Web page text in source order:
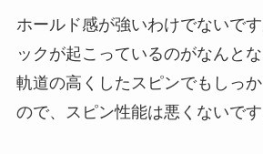
ホールド感が強いわけでないで
ックが起こっているのがなんとな
軌道の高くしたスピンでもしっ
ので、スピン性能は悪くないです